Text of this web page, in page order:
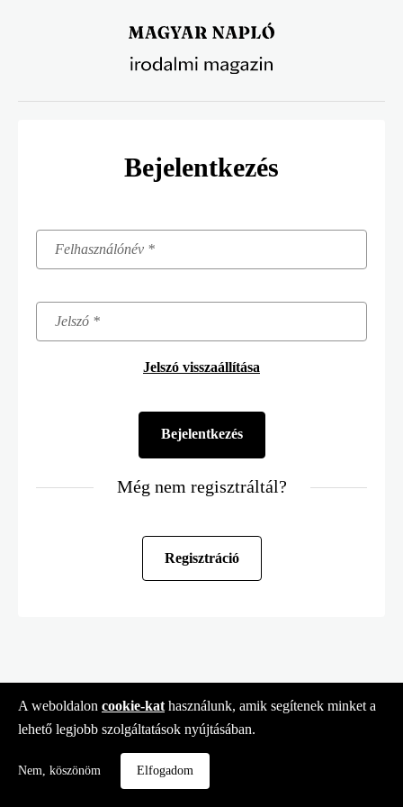
Bejelentkezés
Jelszó visszaállítása
Még nem regisztráltál?
Regisztráció
A weboldalon cookie-kat használunk, amik segítenek minket a
lehető legjobb szolgáltatások nyújtásában.
Nem, köszönöm Elfogadom